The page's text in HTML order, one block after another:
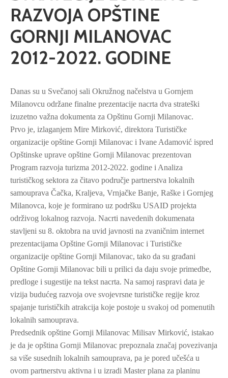
RAZVOJA OPŠTINE
GORNJI MILANOVAC
2012-2022. GODINE
Danas su u Svečanoj sali Okružnog načelstva u Gornjem
Milanovcu održane finalne prezentacije nacrta dva strateški
izuzetno važna dokumenta za Opštinu Gornji Milanovac.
Prvo je, izlaganjem Mire Mirković, direktora Turističke
organizacije opštine Gornji Milanovac i Ivane Adamović ispred
Opštinske uprave opštine Gornji Milanovac prezentovan
Program razvoja turizma 2012-2022. godine i Analiza
turističkog sektora za čitavo područje partnerstva lokalnih
samouprava Čačka, Kraljeva, Vrnjačke Banje, Raške i Gornjeg
Milanovca, koje je formirano uz podršku USAID projekta
održivog lokalnog razvoja. Nacrti navedenih dokumenata
stavljeni su 8. oktobra na uvid javnosti na zvaničnim internet
prezentacijama Opštine Gornji Milanovac i Turističke
organizacije opštine Gornji Milanovac, tako da su građani
Opštine Gornji Milanovac bili u prilici da daju svoje primedbe,
predloge i sugestije na tekst nacrta. Na samoj raspravi data je
vizija budućeg razvoja ove svojevrsne turističke regije kroz
spajanje turističkih atrakcija koje postoje u svakoj od pomenutih
lokalnih samouprava.
Predsednik opštine Gornji Milanovac Milisav Mirković, istakao
je da je opština Gornji Milanovac prepoznala značaj povezivanja
sa više susednih lokalnih samouprava, pa je pored učešća u
ovom partnerstvu aktivna i u izradi Master plana za planinu